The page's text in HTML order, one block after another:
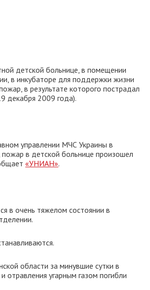
детской больнице, в помещении
в инкубаторе для поддержки жизни
в результате которого пострадал
декабря 2009 года).
управлении МЧС Украины в
пожар в детской больнице произошел
«УНИАН».
в очень тяжелом состоянии в
области за минувшие сутки в
отравления угарным газом погибли